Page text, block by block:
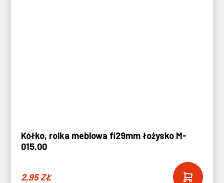
Kółko, rolka meblowa fi29mm łożysko M-
015.00
2,95ZŁ